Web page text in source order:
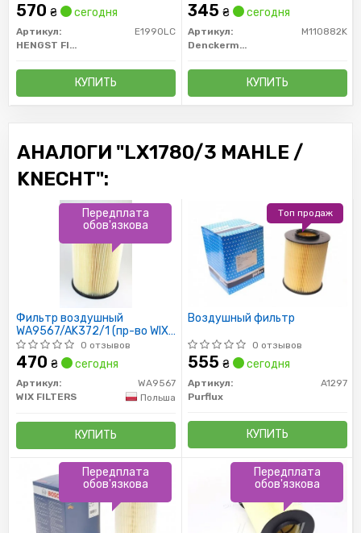
570 ₴ сегодня
Артикул:
E1990LC
HENGST FILTER
КУПИТЬ
345 ₴ сегодня
Артикул:
M110882K
Denckermann
КУПИТЬ
АНАЛОГИ "LX1780/3 MAHLE /
KNECHT":
Фильтр воздушный
WA9567/AK372/1 (пр-во WIX-
Filtron)
0 отзывов
470 ₴ сегодня
Артикул:
WA9567
WIX FILTERS
Польша
КУПИТЬ
Передплата
обов'язкова
Воздушный фильтр
0 отзывов
555 ₴ сегодня
Артикул:
A1297
Purflux
КУПИТЬ
Топ продаж
Передплата
обов'язкова
Передплата
обов'язкова